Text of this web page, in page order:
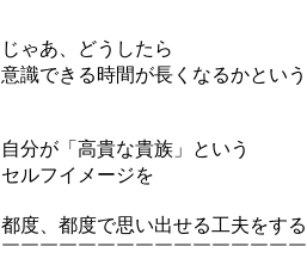
じゃあ、どうしたら
意識できる時間が長くなるかという
自分が「高貴な貴族」という
セルフイメージを
都度、都度で思い出せる工夫をする
￣￣￣￣￣￣￣￣￣￣￣￣￣￣￣